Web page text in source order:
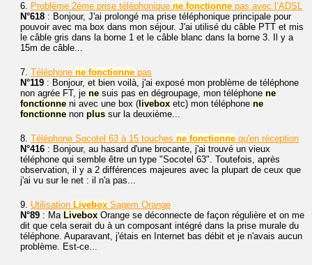
6. Problème 2éme prise téléphonique ne fonctionne pas avec l’ADSL
N°618 : Bonjour, J'ai prolongé ma prise téléphonique principale pour
pouvoir avec ma box dans mon séjour. J'ai utilisé du câble PTT et mis
le câble gris dans la borne 1 et le câble blanc dans la borne 3. Il y a
15m de câble...
7. Téléphone ne fonctionne pas
N°119 : Bonjour, et bien voilà, j'ai exposé mon problème de téléphone
non agrée FT, je ne suis pas en dégroupage, mon téléphone ne
fonctionne ni avec une box ( livebox etc) mon téléphone ne
fonctionne non plus sur la deuxième...
8. Téléphone Socotel 63 à 15 touches ne fonctionne qu'en réception
N°416 : Bonjour, au hasard d'une brocante, j'ai trouvé un vieux
téléphone qui semble être un type "Socotel 63". Toutefois, après
observation, il y a 2 différences majeures avec la plupart de ceux que
j'ai vu sur le net : il n'a pas...
9. Utilisation Livebox Sagem Orange
N°89 : Ma Livebox Orange se déconnecte de façon régulière et on me
dit que cela serait du à un composant intégré dans la prise murale du
téléphone. Auparavant, j'étais en Internet bas débit et je n'avais aucun
problème. Est-ce...